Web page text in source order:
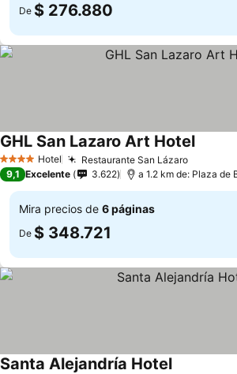
De $ 276.880
4 EstrellasHotel Restaurante San Lázaro
GHL San Lazaro Art Hotel
9,1 Excelente 3.622 a 1.2 km de: Plaza de
Mira precios de 6 páginas
De $ 348.721
Santa Alejandría Hotel